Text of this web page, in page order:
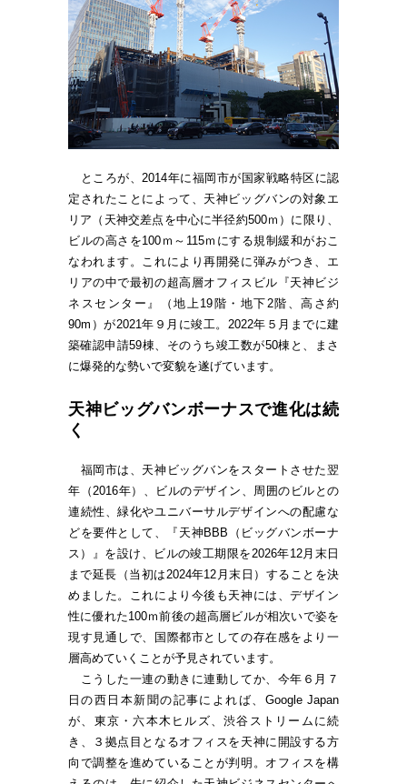
ところが、2014年に福岡市が国家戦略特区に認
定されたことによって、天神ビッグバンの対象エ
リア（天神交差点を中心に半径約500ｍ）に限り、
ビルの高さを100ｍ～115ｍにする規制緩和がおこ
なわれます。これにより再開発に弾みがつき、エ
リアの中で最初の超高層オフィスビル『天神ビジ
ネスセンター』（地上19階・地下2階、高さ約
90m）が2021年９月に竣工。2022年５月までに建
築確認申請59棟、そのうち竣工数が50棟と、まさ
に爆発的な勢いで変貌を遂げています。
天神ビッグバンボーナスで進化は続
く
福岡市は、天神ビッグバンをスタートさせた翌
年（2016年）、ビルのデザイン、周囲のビルとの
連続性、緑化やユニバーサルデザインへの配慮な
どを要件として、『天神BBB（ビッグバンボーナ
ス）』を設け、ビルの竣工期限を2026年12月末日
まで延長（当初は2024年12月末日）することを決
めました。これにより今後も天神には、デザイン
性に優れた100ｍ前後の超高層ビルが相次いで姿を
現す見通しで、国際都市としての存在感をより一
層高めていくことが予見されています。
こうした一連の動きに連動してか、今年６月７
日の西日本新聞の記事によれば、Google Japan
が、東京・六本木ヒルズ、渋谷ストリームに続
き、３拠点目となるオフィスを天神に開設する方
向で調整を進めていることが判明。オフィスを構